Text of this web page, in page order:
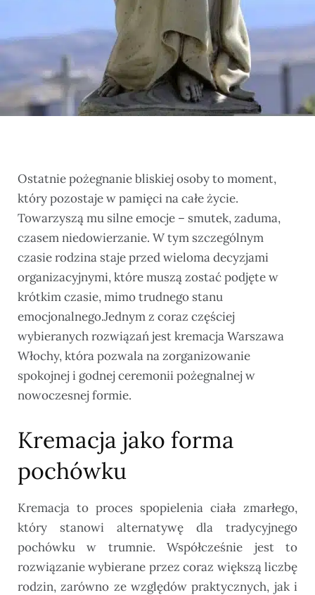
Ostatnie pożegnanie bliskiej osoby to moment,
który pozostaje w pamięci na całe życie.
Towarzyszą mu silne emocje – smutek, zaduma,
czasem niedowierzanie. W tym szczególnym
czasie rodzina staje przed wieloma decyzjami
organizacyjnymi, które muszą zostać podjęte w
krótkim czasie, mimo trudnego stanu
emocjonalnego.Jednym z coraz częściej
wybieranych rozwiązań jest kremacja Warszawa
Włochy, która pozwala na zorganizowanie
spokojnej i godnej ceremonii pożegnalnej w
nowoczesnej formie.
Kremacja jako forma
pochówku
Kremacja to proces spopielenia ciała zmarłego,
który stanowi alternatywę dla tradycyjnego
pochówku w trumnie. Współcześnie jest to
rozwiązanie wybierane przez coraz większą liczbę
rodzin, zarówno ze względów praktycznych, jak i